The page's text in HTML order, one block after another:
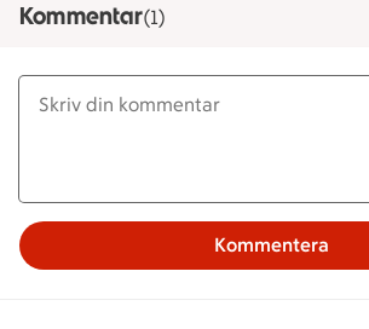
Kommentar(1)
Kommentera